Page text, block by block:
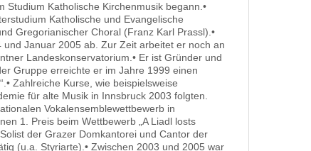
Katholische Kirchenmusik begann.•
Katholische und Evangelische
Gregorianischer Choral (Franz Karl Prassl).•
Januar 2005 ab. Zur Zeit arbeitet er noch an
Landeskonservatorium.• Er ist Gründer und
Gruppe erreichte er im Jahre 1999 einen
Zahlreiche Kurse, wie beispielsweise
für alte Musik in Innsbruck 2003 folgten.
Vokalensemblewettbewerb in
1. Preis beim Wettbewerb „A Liadl losts
der Grazer Domkantorei und Cantor der
(u.a. Styriarte).• Zwischen 2003 und 2005 war